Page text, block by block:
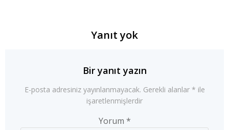
Yanıt yok
Bir yanıt yazın
E-posta adresiniz yayınlanmayacak. Gerekli alanlar * ile
işaretlenmişlerdir
Yorum *